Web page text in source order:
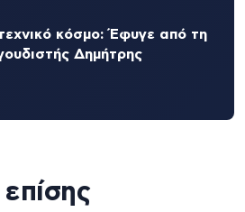
κόσμο: Έφυγε από τη
Δημήτρης